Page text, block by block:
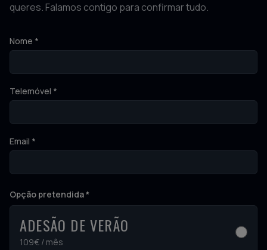
queres. Falamos contigo para confirmar tudo.
Nome *
Telemóvel *
Email *
Opção pretendida *
ADESÃO DE VERÃO
109€ / mês